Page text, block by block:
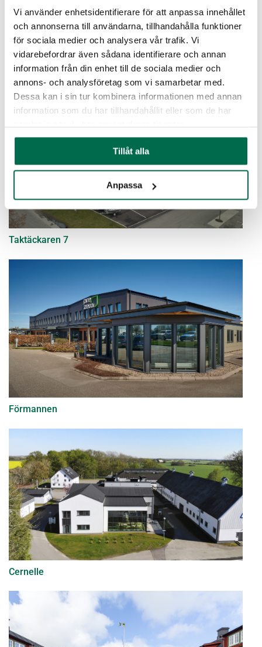
Vi använder enhetsidentifierare för att anpassa innehållet
och annonserna till användarna, tillhandahålla funktioner
för sociala medier och analysera vår trafik. Vi
vidarebefordrar även sådana identifierare och annan
information från din enhet till de sociala medier och
annons- och analysföretag som vi samarbetar med.
Dessa kan i sin tur kombinera informationen med annan
information som du har tillhandahållit eller som de har
Tillåt alla
Anpassa
Taktäckaren 7
Förmannen
Cernelle